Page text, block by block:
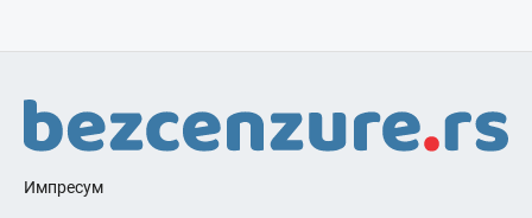
Импресум